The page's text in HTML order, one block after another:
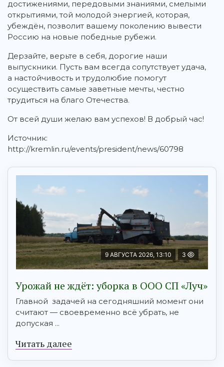
достижениями, передовыми знаниями, смелыми
открытиями, той молодой энергией, которая,
убеждён, позволит вашему поколению вывести
Россию на новые победные рубежи.
Дерзайте, верьте в себя, дорогие наши
выпускники. Пусть вам всегда сопутствует удача,
а настойчивость и трудолюбие помогут
осуществить самые заветные мечты, честно
трудиться на благо Отечества.
От всей души желаю вам успехов! В добрый час!
Источник:
http://kremlin.ru/events/president/news/60798
9 АВГУСТА 2026, 13:10 3
Урожай не ждёт: уборка в ООО СП «Луч»
Главной задачей на сегодняшний момент они
считают — своевременно всё убрать, не
допуская ...
Читать далее